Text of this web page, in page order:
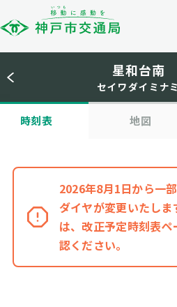
星和台南
セイワダイミナミ
時刻表 地図
2026年8月1日から一
ダイヤが変更いたしま
は、改正予定時刻表ペ
認ください。